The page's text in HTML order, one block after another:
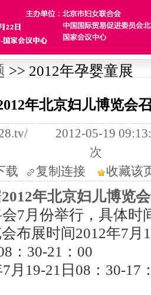
>> 2012年孕婴童展
年北京妇儿博览会
2012-05-19
次
载
复制连接 收藏该
2012年北京妇儿博览会
7月份举行，具体时
布展时间2012年7月
：30-21：00
月19-21日08：30-17